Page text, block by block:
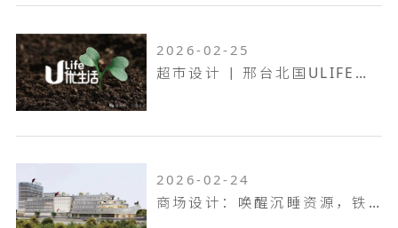
2026-02-25
超市设计 | 邢台北国ULIFE，共生共融，工业底色的烟火叙事！
2026-02-24
商场设计：唤醒沉睡资源，铁岭双燕天河城，狂揽 9.6 万客流